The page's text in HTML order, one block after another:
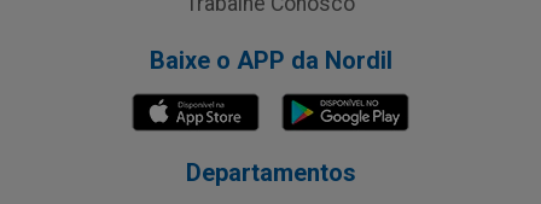
Baixe o APP da Nordil
Departamentos